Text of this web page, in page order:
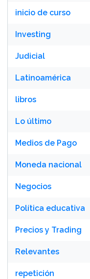
inicio de curso
Investing
Judicial
Latinoamérica
libros
Lo último
Medios de Pago
Moneda nacional
Negocios
Política educativa
Precios y Trading
Relevantes
repetición